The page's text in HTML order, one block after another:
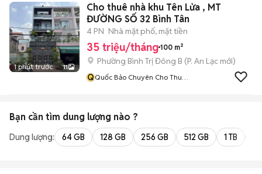
1 phút trước 11
Cho thuê nhà khu Tên Lửa , MT
ĐƯỜNG SỐ 32 Bình Tân
4 PN Nhà mặt phố, mặt tiền
35 triệu/tháng 100 m²
Phường Bình Trị Đông B (P. An Lạc mới)
QQuốc Bảo Chuyên Cho Thuê
Bạn cần tìm dung lượng nào ?
Dung lượng: 64 GB 128 GB 256 GB 512 GB 1 TB